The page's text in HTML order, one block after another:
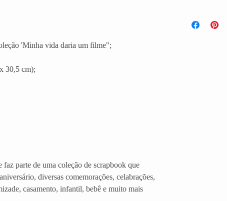
'Minha vida daria um filme";
30,5 cm);
parte de uma coleção de scrapbook que
diversas comemorações, celabrações,
casamento, infantil, bebê e muito mais